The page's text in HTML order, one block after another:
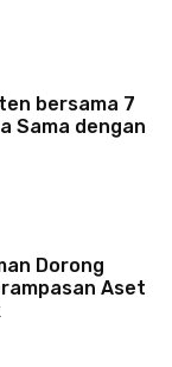
bersama 7
Sama dengan
Dorong
Aset